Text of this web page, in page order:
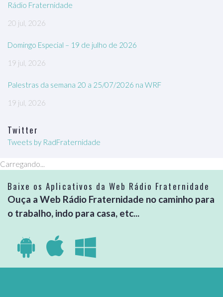
Rádio Fraternidade
20 jul, 2026
Domingo Especial – 19 de julho de 2026
19 jul, 2026
Palestras da semana 20 a 25/07/2026 na WRF
19 jul, 2026
Twitter
Tweets by RadFraternidade
Carregando...
Baixe os Aplicativos da Web Rádio Fraternidade
Ouça a Web Rádio Fraternidade no caminho para
o trabalho, indo para casa, etc...